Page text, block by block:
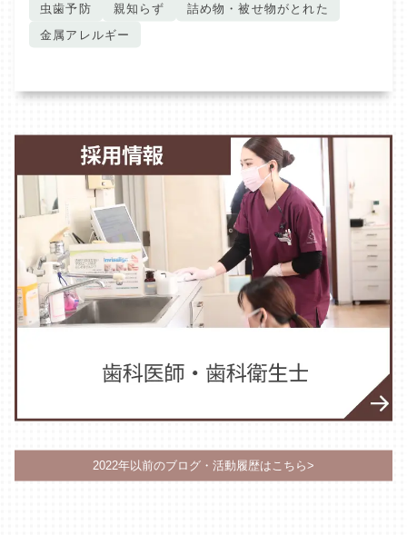
虫歯予防 親知らず
詰め物・被せ物がとれた
金属アレルギー
2022年以前のブログ・活動履歴はこちら>